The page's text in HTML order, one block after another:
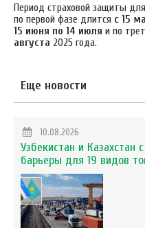
Период страховой защиты
по первой фазе длится с 15
15 июня по 14 июля и по
августа 2025 года.
Еще новости
10.08.2026
Узбекистан и Казахстан
барьеры для 19 видов